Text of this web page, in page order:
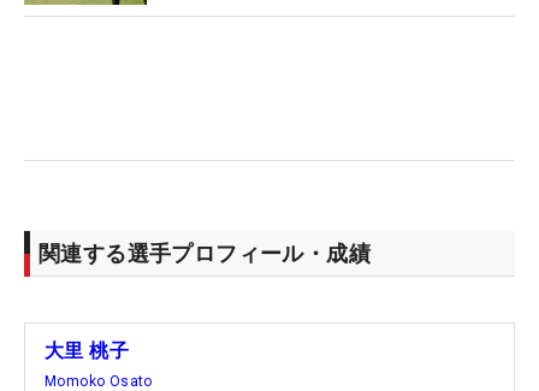
関連する選手プロフィール・成績
大里 桃子
Momoko Osato